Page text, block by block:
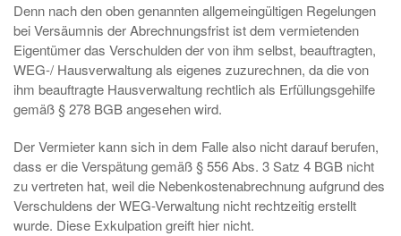
Denn nach den oben genannten allgemeingültigen Regelungen
bei Versäumnis der Abrechnungsfrist ist dem vermietenden
Eigentümer das Verschulden der von ihm selbst, beauftragten,
WEG-/ Hausverwaltung als eigenes zuzurechnen, da die von
ihm beauftragte Hausverwaltung rechtlich als Erfüllungsgehilfe
gemäß § 278 BGB angesehen wird.
Der Vermieter kann sich in dem Falle also nicht darauf berufen,
dass er die Verspätung gemäß § 556 Abs. 3 Satz 4 BGB nicht
zu vertreten hat, weil die Nebenkostenabrechnung aufgrund des
Verschuldens der WEG-Verwaltung nicht rechtzeitig erstellt
wurde. Diese Exkulpation greift hier nicht.